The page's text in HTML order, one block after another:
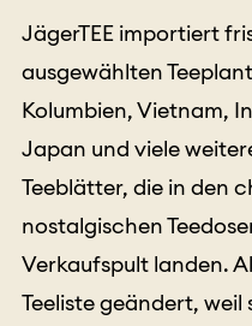
JägerTEE importiert
ausgewählten
Kolumbien, Vietnam,
Japan und viele
Teeblätter, die in den
nostalgischen
Verkaufspult landen.
Teeliste geändert,